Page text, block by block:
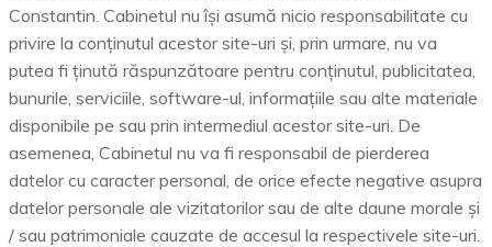
Constantin. Cabinetul nu își asumă nicio responsabilitate cu
privire la conținutul acestor site-uri și, prin urmare, nu va
putea fi ținută răspunzătoare pentru conținutul, publicitatea,
bunurile, serviciile, software-ul, informațiile sau alte materiale
disponibile pe sau prin intermediul acestor site-uri. De
asemenea, Cabinetul nu va fi responsabil de pierderea
datelor cu caracter personal, de orice efecte negative asupra
datelor personale ale vizitatorilor sau de alte daune morale și
/ sau patrimoniale cauzate de accesul la respectivele site-uri.